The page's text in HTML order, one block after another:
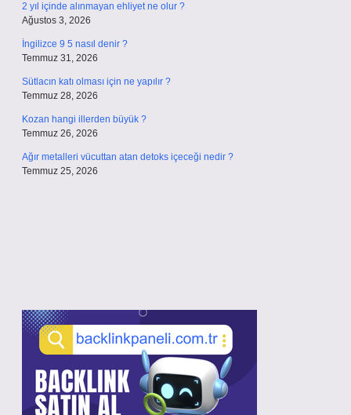
2 yıl içinde alınmayan ehliyet ne olur ?
Ağustos 3, 2026
İngilizce 9 5 nasıl denir ?
Temmuz 31, 2026
Sütlacın katı olması için ne yapılır ?
Temmuz 28, 2026
Kozan hangi illerden büyük ?
Temmuz 26, 2026
Ağır metalleri vücuttan atan detoks içeceği nedir ?
Temmuz 25, 2026